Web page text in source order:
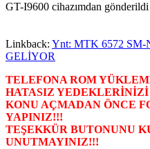
GT-I9600 cihazımdan gönderildi
Linkback: Ynt: MTK 6572
GELİYOR
TELEFONA ROM
HATASIZ
KONU AÇMADAN ÖNCE
YAPINIZ!!!
TEŞEKKÜR BUTONUNU
UNUTMAYINIZ!!!